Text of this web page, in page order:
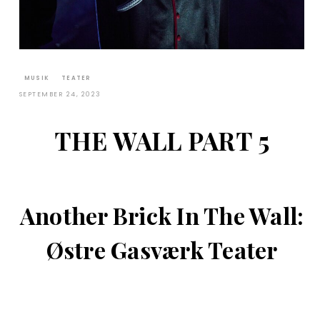
MUSIK TEATER
SEPTEMBER 24, 2023
THE WALL PART 5
Another Brick In The Wall:
Østre Gasværk Teater